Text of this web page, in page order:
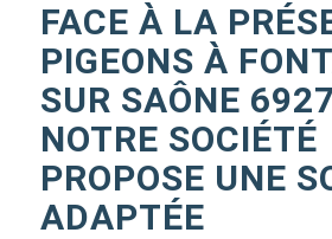
FACE À LA
PIGEONS À
SUR SAÔNE
NOTRE SOCIÉTÉ
PROPOSE UNE
ADAPTÉE